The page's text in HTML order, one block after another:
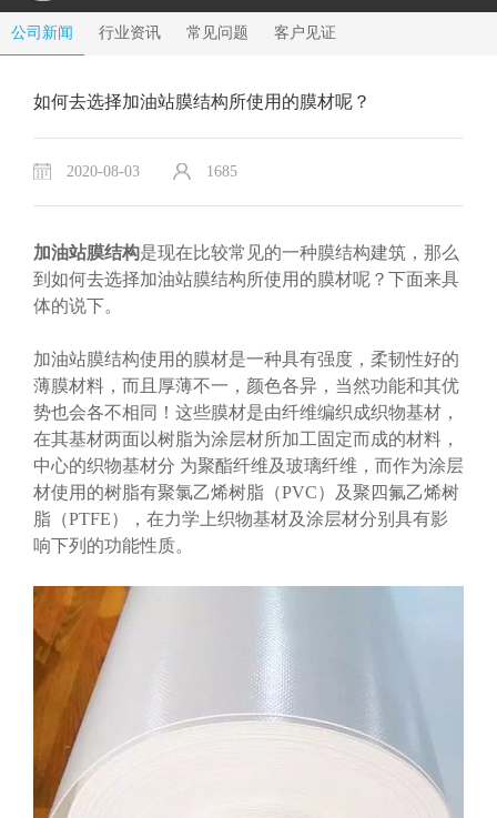
公司新闻 行业资讯 常见问题 客户见证
如何去选择加油站膜结构所使用的膜材呢？
2020-08-03 1685
加油站膜结构是现在比较常见的一种膜结构建筑，那么
到如何去选择加油站膜结构所使用的膜材呢？下面来具
体的说下。
加油站膜结构使用的膜材是一种具有强度，柔韧性好的
薄膜材料，而且厚薄不一，颜色各异，当然功能和其优
势也会各不相同！这些膜材是由纤维编织成织物基材，
在其基材两面以树脂为涂层材所加工固定而成的材料，
中心的织物基材分 为聚酯纤维及玻璃纤维，而作为涂层
材使用的树脂有聚氯乙烯树脂（PVC）及聚四氟乙烯树
脂（PTFE），在力学上织物基材及涂层材分别具有影
响下列的功能性质。